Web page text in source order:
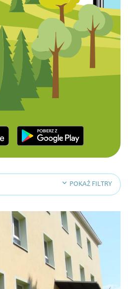
POKAŻ FILTRY